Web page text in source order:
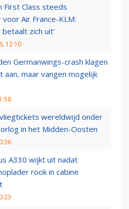
First Class steeds
Air France-KLM:
zich uit’
12:10
Germanwings-crash klagen
aan, maar vangen mogelijk
wereldwijd onder
in het Midden-Oosten
A330 wijkt uit nadat
rook in cabine